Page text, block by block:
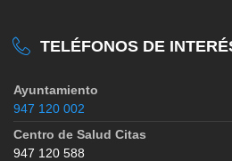
TELÉFONOS DE
Ayuntamiento
947 120 002
Centro de Salud Citas
947 120 588